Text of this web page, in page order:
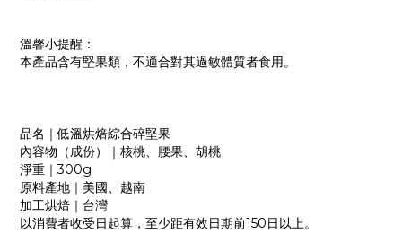
溫馨小提醒：
本產品含有堅果類，不適合對其過敏體質者食用。
品名｜低溫烘焙綜合碎堅果
內容物（成份）｜核桃、腰果、 胡桃
淨重｜300g
原料產地｜美國、越南
加工烘焙｜台灣
以消費者收受日起算，至少距有效日期前150日以上。